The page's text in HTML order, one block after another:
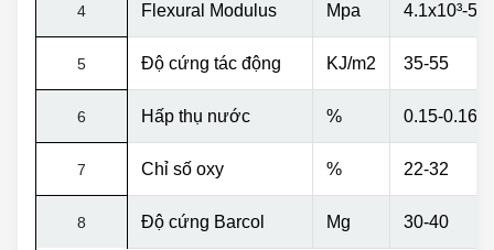
4 Flexural Modulus Mpa 4.1x10³-
5 Độ cứng tác động KJ/m2 35-55
6 Hấp thụ nước % 0.15-0.16
7 Chỉ số oxy % 22-32
8 Độ cứng Barcol Mg 30-40